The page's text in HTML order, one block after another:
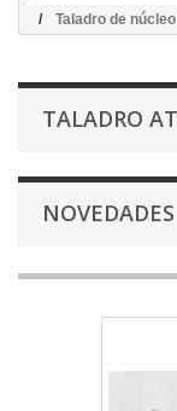
Taladro de
TALADRO
NOVEDADES